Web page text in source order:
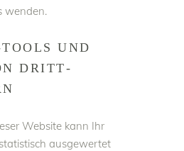
wenden.
UND
DRITT­
Website kann Ihr
ausgewertet